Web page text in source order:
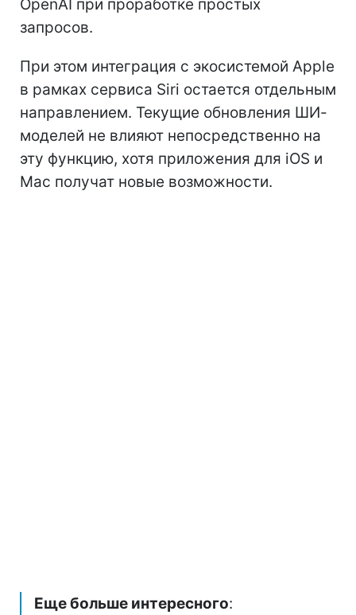
OpenAI при проработке простых
запросов.
При этом интеграция с экосистемой Apple
в рамках сервиса Siri остается отдельным
направлением. Текущие обновления ШИ-
моделей не влияют непосредственно на
эту функцию, хотя приложения для iOS и
Mac получат новые возможности.
Еще больше интересного: